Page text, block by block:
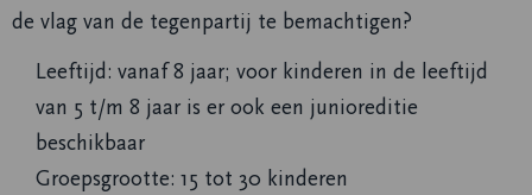
de vlag van de tegenpartij te bemachtigen?
Leeftijd: vanaf 8 jaar; voor kinderen in de leeftijd
van 5 t/m 8 jaar is er ook een junioreditie
beschikbaar
Groepsgrootte: 15 tot 30 kinderen